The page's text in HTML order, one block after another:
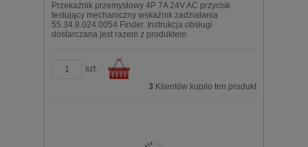
Przekaźnik przemysłowy 4P 7A 24V AC przycisk
testujący mechaniczny wskaźnik zadziałania
55.34.8.024.0054 Finder. Instrukcja obsługi
dostarczana jest razem z produktem.
szt.
3 Klientów kupiło ten produkt